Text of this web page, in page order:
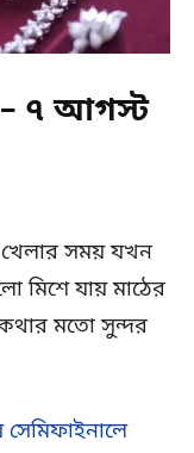
৭ আগস্ট
খেলার সময় যখন
যায় মাঠের
মতো সুন্দর
সেমিফাইনালে